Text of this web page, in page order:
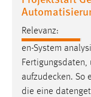
Relevanz:
en-System
aufzudecken. So
die eine
Zweck:
einloggen zu
Cookie
24 Stunden